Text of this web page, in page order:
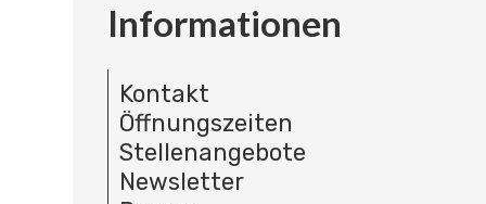
Informationen
Kontakt
Öffnungszeiten
Stellenangebote
Newsletter